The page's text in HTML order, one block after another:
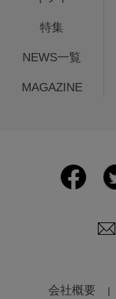
特集
NEWS一覧
MAGAZINE
会社概要